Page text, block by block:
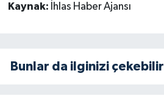
Kaynak: İhlas Haber Ajansı
Bunlar da ilginizi çekebilir